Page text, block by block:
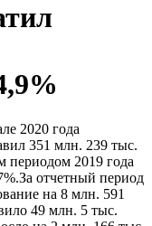
2020 года
351 млн. 239 тыс.
периодом 2019 года
отчетный период
на 8 млн. 591
49 млн. 5 тыс.